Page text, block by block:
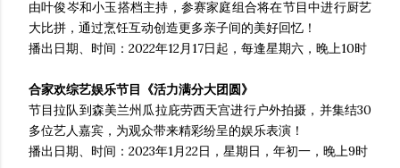
由叶俊岑和小玉搭档主持，参赛家庭组合将在节目中进行厨艺
大比拼，通过烹饪互动创造更多亲子间的美好回忆！
播出日期、时间：2022年12月17日起，每逢星期六，晚上10时
合家欢综艺娱乐节目《活力满分大团圆》
节目拉队到森美兰州瓜拉庇劳西天宫进行户外拍摄，并集结30
多位艺人嘉宾，为观众带来精彩纷呈的娱乐表演！
播出日期、时间：2023年1月22日，星期日，年初一，晚上9时